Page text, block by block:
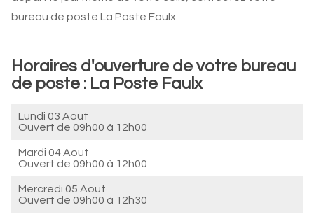
bureau de poste La Poste Faulx.
Horaires d'ouverture de votre bureau
de poste : La Poste Faulx
Lundi 03 Aout
Ouvert de 09h00 à 12h00
Mardi 04 Aout
Ouvert de 09h00 à 12h00
Mercredi 05 Aout
Ouvert de 09h00 à 12h30